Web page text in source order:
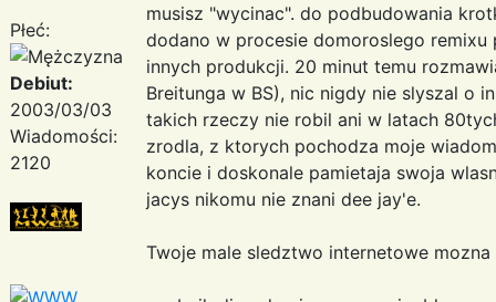
Płeć:
Debiut:
2003/03/03
Wiadomości:
2120
musisz "wycinac". do podbudowania
dodano w procesie domoroslego remixu
innych produkcji. 20 minut temu
Breitunga w BS), nic nigdy nie slyszal o
takich rzeczy nie robil ani w latach
zrodla, z ktorych pochodza moje
koncie i doskonale pamietaja swoja
jacys nikomu nie znani dee jay'e.
Twoje male sledztwo internetowe